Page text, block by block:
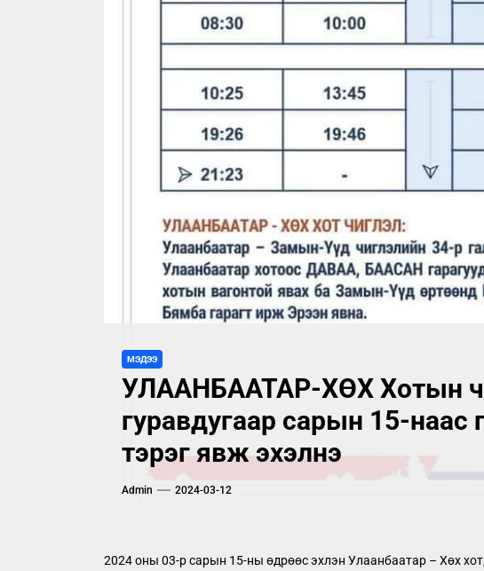
МЭДЭЭ
УЛААНБААТАР-ХӨХ Хотын
гуравдугаар сарын 15-наас
тэрэг явж эхэлнэ
Admin 2024-03-12
2024 оны 03-р сарын 15-ны өдрөөс эхлэн Улаанбаатар – Хөх